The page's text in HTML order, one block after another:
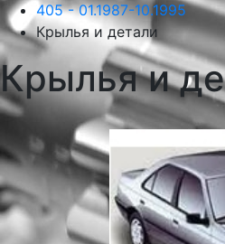
405 - 01.1987-10.1995
Крылья и детали
Крылья и